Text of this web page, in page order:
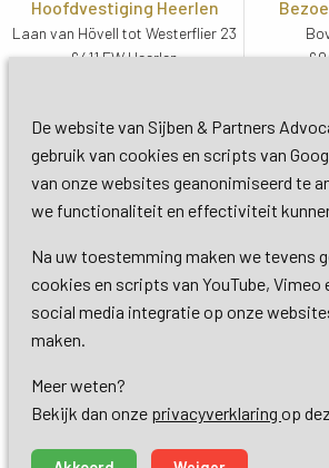
De website van Sijben & Partners
gebruik van cookies en scripts van
van onze websites geanonimiseerd te
we functionaliteit en effectiviteit
Na uw toestemming maken we tevens
cookies en scripts van YouTube, Vimeo
social media integratie op onze
maken.
Meer weten?
Bekijk dan onze privacyverklaring op
Hoofdvestiging Heerlen
Laan van Hövell tot Westerflier 23
6411 EW Heerlen
Bezoekadres De Bilt
Soestdijkseweg Zuid 13
3732 HC De Bilt (Utrecht)
Copyright 2026 © Sijben &
Dienstverlening